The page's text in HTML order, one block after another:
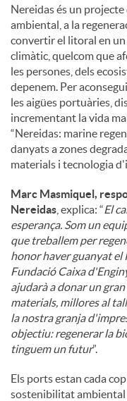
Nereidas és un
ambiental, a la
convertir el litoral en
climàtic, quelcom que
les persones, dels
depenem. Per
les aigües portuàries,
incrementant la vida
“Nereidas: marine
danyats a zones
materials i tecnologia
Marc Masmiquel,
Nereidas , explica: “El
esperança. Som un
que treballem per
honor haver guanyat el
Fundació Caixa
ajudarà a donar un
materials, millores al
la nostra granja
objectiu: regenerar la
tinguem un futur”.
Els ports estan cada
sostenibilitat ambiental